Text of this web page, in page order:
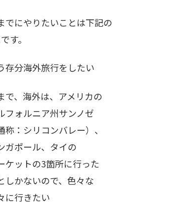
でにやりたいことは下記の
す。
存分海外旅行をしたい
海外は、アメリカの
ルニア州サンノゼ
シリコンバレー）、
ール、タイの
トの3箇所に行った
ないので、色々な
きたい